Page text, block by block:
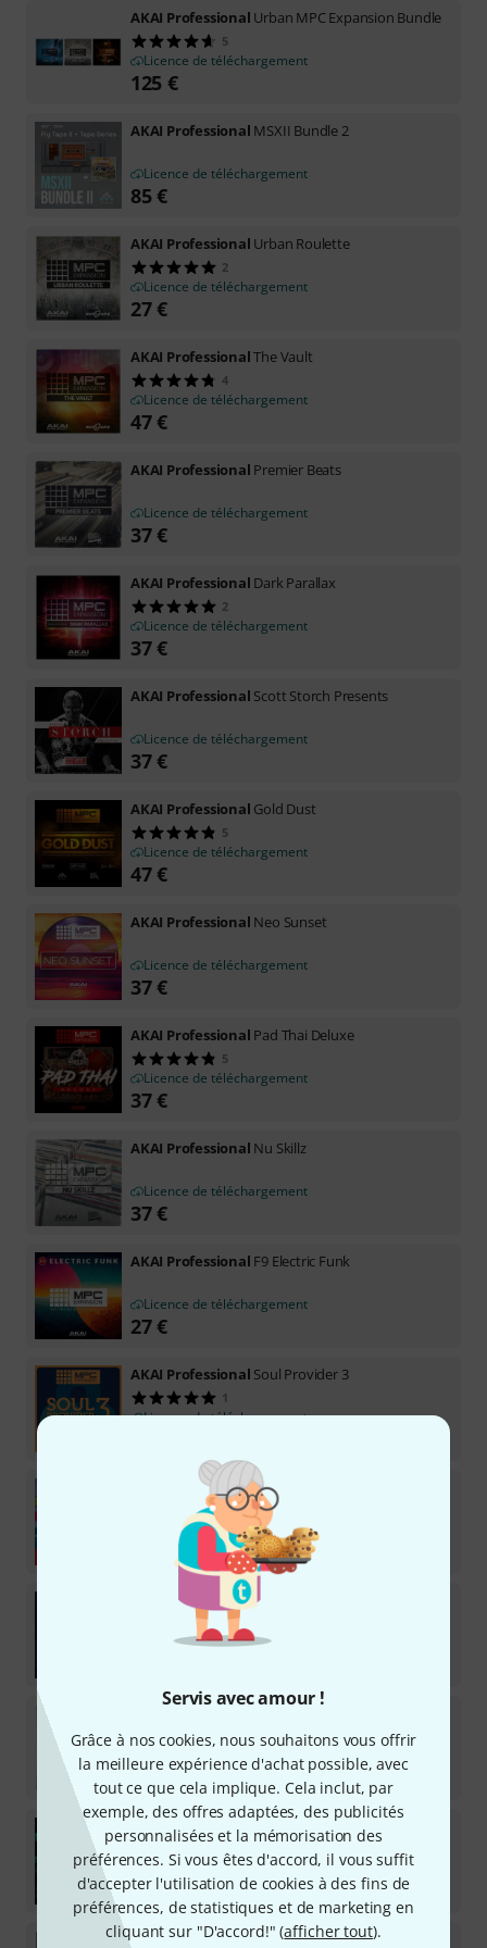
Servis avec amour !
Grâce à nos cookies, nous souhaitons vous offrir
la meilleure expérience d'achat possible, avec
tout ce que cela implique. Cela inclut, par
exemple, des offres adaptées, des publicités
personnalisées et la mémorisation des
préférences. Si vous êtes d'accord, il vous suffit
d'accepter l'utilisation de cookies à des fins de
préférences, de statistiques et de marketing en
cliquant sur "D'accord!" (afficher tout).
AKAI Professional Urban MPC Expansion Bundle
5
Licence de téléchargement
125 €
AKAI Professional MSXII Bundle 2
Licence de téléchargement
85€
AKAI Professional Urban Roulette
2
Licence de téléchargement
27€
AKAI ProfessionalThe Vault
4
Licence de téléchargement
47€
AKAI Professional Premier Beats
Licence de téléchargement
37€
AKAI Professional Dark Parallax
2
Licence de téléchargement
37€
AKAI Professional Scott Storch Presents
Licence de téléchargement
37€
AKAI Professional Gold Dust
5
Licence de téléchargement
47€
AKAI Professional Neo Sunset
Licence de téléchargement
37€
AKAI Professional Pad Thai Deluxe
5
Licence de téléchargement
37€
AKAI Professional Nu Skillz
Licence de téléchargement
37€
AKAI Professional F9 Electric Funk
Licence de téléchargement
27€
AKAI Professional Soul Provider 3
1
Licence de téléchargement
AKAI ProfessionalFunk O Rama
1
Licence de téléchargement
AKAI Professional F9 Essential 808
1
Licence de téléchargement
8
Licence de téléchargement
37 €
AKAI Professional DECAP - Drums That Knock
Licence de téléchargement
37 €
AKAI Professional LoFi Soul & Future Beats